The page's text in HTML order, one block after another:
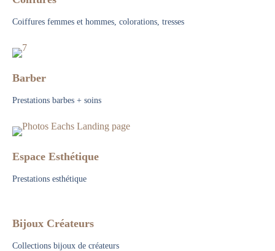
Coiffures femmes et hommes, colorations, tresses
Barber
Prestations barbes + soins
Espace Esthétique
Prestations esthétique
Bijoux Créateurs
Collections bijoux de créateurs